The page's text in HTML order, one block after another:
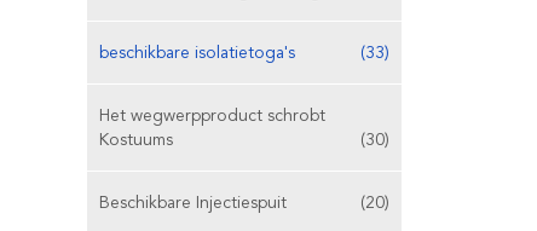
beschikbare isolatietoga's (33)
Het wegwerpproduct schrobt
Kostuums
(30)
Beschikbare Injectiespuit (20)